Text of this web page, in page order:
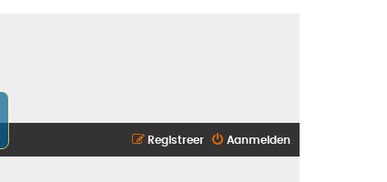
Aanmelden
Registreer